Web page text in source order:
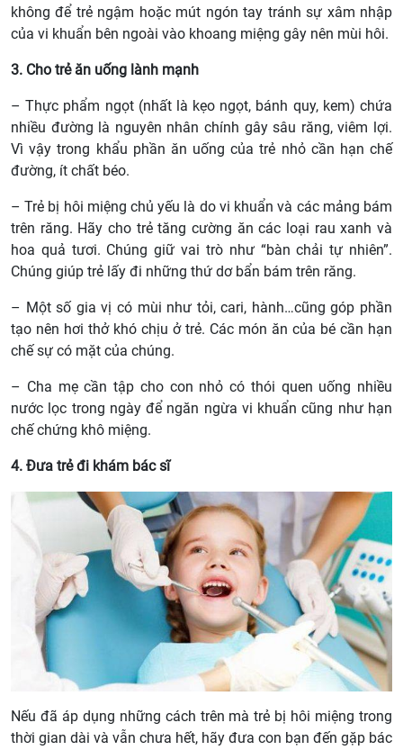
không để trẻ ngậm hoặc mút ngón tay tránh sự xâm nhập
của vi khuẩn bên ngoài vào khoang miệng gây nên mùi hôi.
3. Cho trẻ ăn uống lành mạnh
– Thực phẩm ngọt (nhất là kẹo ngọt, bánh quy, kem) chứa
nhiều đường là nguyên nhân chính gây sâu răng, viêm lợi.
Vì vậy trong khẩu phần ăn uống của trẻ nhỏ cần hạn chế
đường, ít chất béo.
– Trẻ bị hôi miệng chủ yếu là do vi khuẩn và các mảng bám
trên răng. Hãy cho trẻ tăng cường ăn các loại rau xanh và
hoa quả tươi. Chúng giữ vai trò như “bàn chải tự nhiên”.
Chúng giúp trẻ lấy đi những thứ dơ bẩn bám trên răng.
– Một số gia vị có mùi như tỏi, cari, hành…cũng góp phần
tạo nên hơi thở khó chịu ở trẻ. Các món ăn của bé cần hạn
chế sự có mặt của chúng.
– Cha mẹ cần tập cho con nhỏ có thói quen uống nhiều
nước lọc trong ngày để ngăn ngừa vi khuẩn cũng như hạn
chế chứng khô miệng.
4. Đưa trẻ đi khám bác sĩ
Nếu đã áp dụng những cách trên mà trẻ bị hôi miệng trong
thời gian dài và vẫn chưa hết, hãy đưa con bạn đến gặp bác